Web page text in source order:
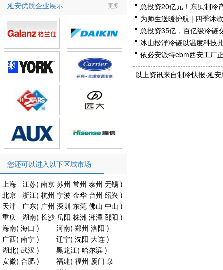
更多
延安优质企业展示
您还可以进入以下区域市场
上海 江苏( 南京 苏州 常州 泰州 无锡 )
北京 浙江( 杭州 宁波 金华 台州 绍兴 )
天津
广东( 广州 深圳 东莞 佛山 中山 )
重庆 湖南( 长沙 岳阳 株洲 湘潭 邵阳 )
海南( 海口 ) 河南( 郑州 洛阳 )
广西( 南宁 ) 辽宁( 沈阳 大连 )
湖北( 武汉 ) 黑龙江( 哈尔滨 )
安徽( 合肥 ) 福建( 福州 厦门 泉
总投资20亿元！东贝制冷
为师生送暖护航 | 四季沐
总投资35亿，百亿级冷链
冰山松洋冷链以温度科技
依必安派特ebm西安工厂
锚定乡村振兴大目标 | 四
以上资讯来自制冷快报·延安